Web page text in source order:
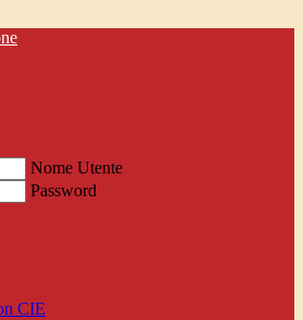
Nome Utente
Password
CIE